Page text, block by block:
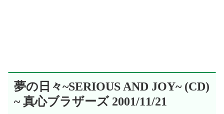
夢の日々~SERIOUS AND JOY~ (CD)
~ 真心ブラザーズ 2001/11/21